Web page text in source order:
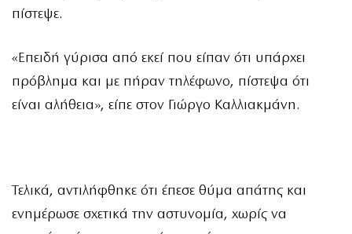
πίστεψε.
«Επειδή γύρισα από εκεί που είπαν ότι υπάρχει
πρόβλημα και με πήραν τηλέφωνο, πίστεψα ότι
είναι αλήθεια», είπε στον Γιώργο Καλλιακμάνη.
Τελικά, αντιλήφθηκε ότι έπεσε θύμα απάτης και
ενημέρωσε σχετικά την αστυνομία, χωρίς να